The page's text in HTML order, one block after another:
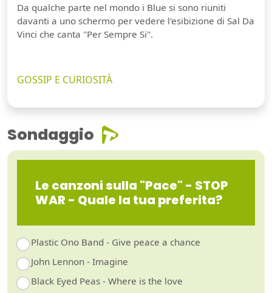
Da qualche parte nel mondo i Blue si sono riuniti
davanti a uno schermo per vedere l'esibizione di Sal Da
Vinci che canta "Per Sempre Si".
GOSSIP E CURIOSITÀ
Sondaggio
Le canzoni sulla "Pace" - STOP
WAR - Quale la tua preferita?
Plastic Ono Band - Give peace a chance
John Lennon - Imagine
Black Eyed Peas - Where is the love